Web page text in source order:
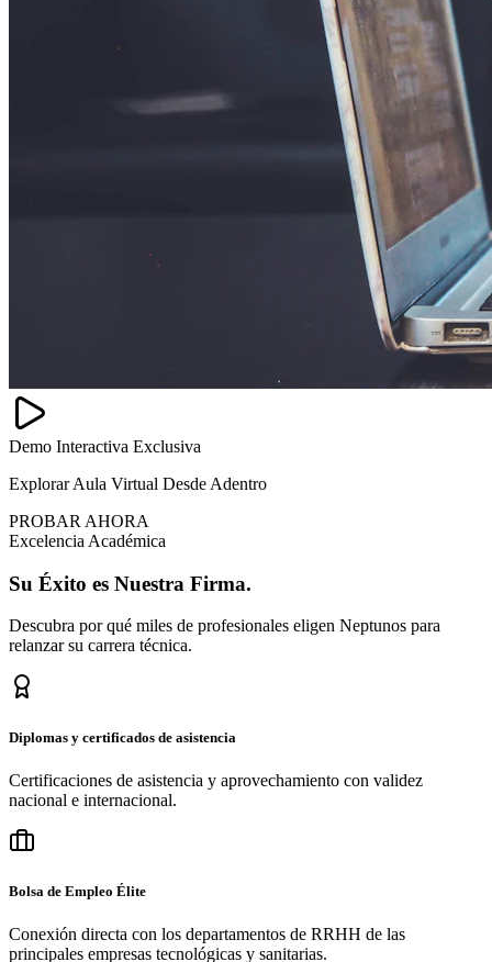
Demo Interactiva Exclusiva
Explorar Aula Virtual Desde Adentro
PROBAR AHORA
Excelencia Académica
Su Éxito es Nuestra Firma.
Descubra por qué miles de profesionales eligen Neptunos para
relanzar su carrera técnica.
Diplomas y certificados de asistencia
Certificaciones de asistencia y aprovechamiento con validez
nacional e internacional.
Bolsa de Empleo Élite
Conexión directa con los departamentos de RRHH de las
principales empresas tecnológicas y sanitarias.